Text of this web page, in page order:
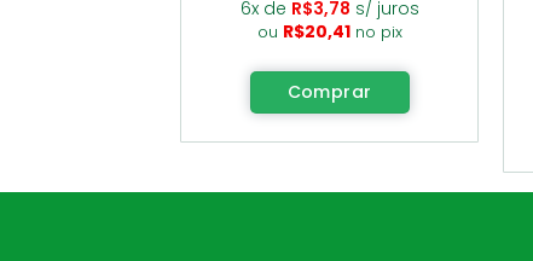
R$75,00.
R$22,68.
6x de R$3,78 s/ juros
ou R$20,41 no pix
Comprar